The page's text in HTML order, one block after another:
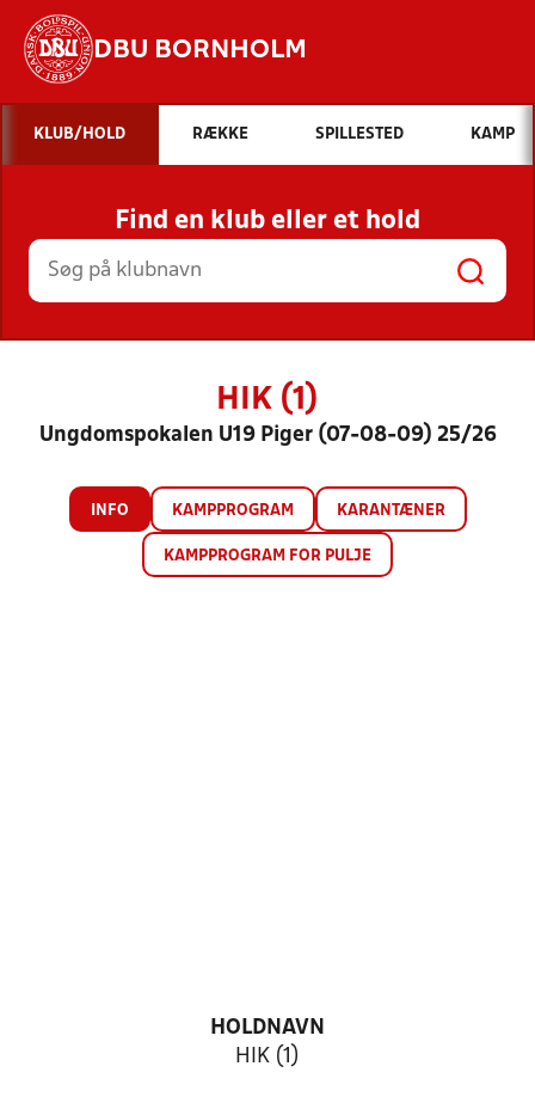
DBU BORNHOLM
Hvad vil du søge efter?
INDHOLD OG NYHEDER
STILLINGER, RESULTATER, KLUBBER OG
HOLD
KLUB/HOLD RÆKKE SPILLESTED KAMP
Find en klub eller et hold
HIK (1)
Ungdomspokalen U19 Piger (07-08-09) 25/26
INFO KAMPPROGRAM KARANTÆNER
KAMPPROGRAM FOR PULJE
HOLDNAVN
HIK (1)